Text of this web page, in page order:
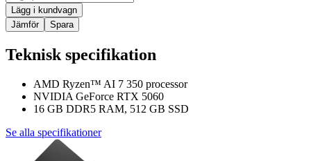
Lägg i kundvagn
Jämför
Spara
Teknisk specifikation
AMD Ryzen™ AI 7 350 processor
NVIDIA GeForce RTX 5060
16 GB DDR5 RAM, 512 GB SSD
Se alla specifikationer